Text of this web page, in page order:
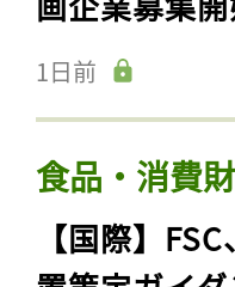
1日前
食品・消費
【国際】